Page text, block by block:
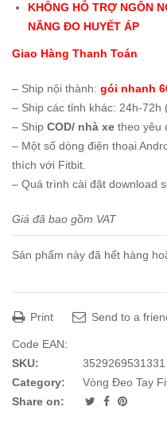
KHÔNG HỖ TRỢ NGÔN
NĂNG ĐO HUYẾT ÁP
Giao Hàng Thanh Toán
– Ship nội thành: gói nhanh
– Ship các tỉnh khác: 24h-72h
– Ship COD/ nhà xe theo yêu
– Một số dòng điện thoại
thích với Fitbit.
– Quá trình cài đặt download
Giá đã bao gồm VAT
Sản phẩm này đã hết hàng
Print Send to a
Code EAN:
SKU:
3529269531331
Category:
Vòng Đeo Tay
Share on: